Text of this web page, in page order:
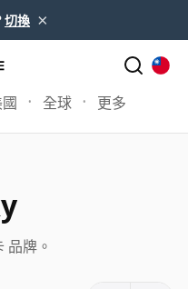
切換 ×
全球 更多
牌。